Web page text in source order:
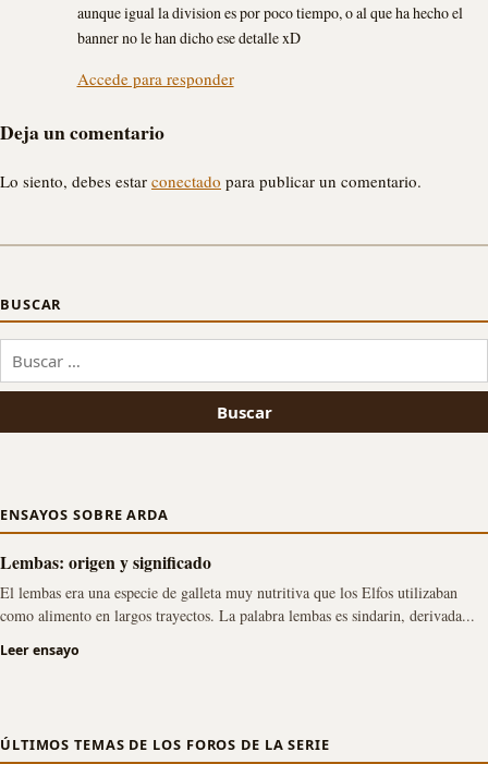
aunque igual la division es por poco tiempo, o al que ha hecho el
banner no le han dicho ese detalle xD
Accede para responder
Deja un comentario
Lo siento, debes estar conectado para publicar un comentario.
BUSCAR
Buscar:
ENSAYOS SOBRE ARDA
Lembas: origen y significado
El lembas era una especie de galleta muy nutritiva que los Elfos utilizaban
como alimento en largos trayectos. La palabra lembas es sindarin, derivada...
Leer ensayo
ÚLTIMOS TEMAS DE LOS FOROS DE LA SERIE